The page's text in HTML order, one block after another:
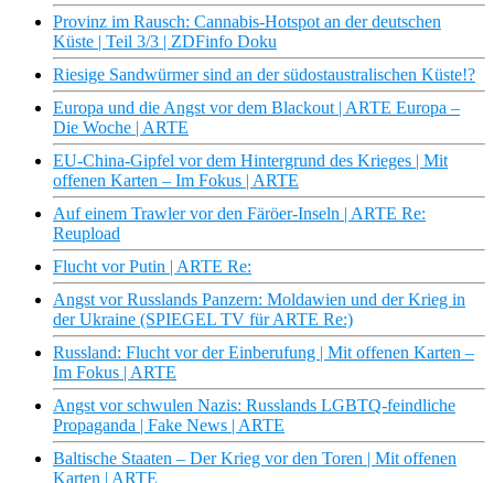
Provinz im Rausch: Cannabis-Hotspot an der deutschen
Küste | Teil 3/3 | ZDFinfo Doku
Riesige Sandwürmer sind an der südostaustralischen Küste!?
Europa und die Angst vor dem Blackout | ARTE Europa –
Die Woche | ARTE
EU-China-Gipfel vor dem Hintergrund des Krieges | Mit
offenen Karten – Im Fokus | ARTE
Auf einem Trawler vor den Färöer-Inseln | ARTE Re:
Reupload
Flucht vor Putin | ARTE Re:
Angst vor Russlands Panzern: Moldawien und der Krieg in
der Ukraine (SPIEGEL TV für ARTE Re:)
Russland: Flucht vor der Einberufung | Mit offenen Karten –
Im Fokus | ARTE
Angst vor schwulen Nazis: Russlands LGBTQ-feindliche
Propaganda | Fake News | ARTE
Baltische Staaten – Der Krieg vor den Toren | Mit offenen
Karten | ARTE